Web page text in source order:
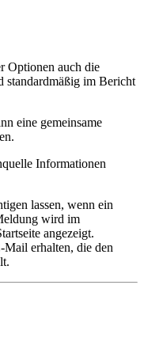
Optionen auch die
standardmäßig im Bericht
eine gemeinsame
Informationen
lassen, wenn ein
wird im
angezeigt.
erhalten, die den